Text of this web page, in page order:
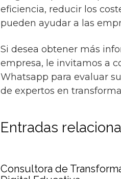
eficiencia, reducir los
pueden ayudar a las
Si desea obtener más
empresa, le invitamos a
Whatsapp para evaluar
de expertos en
Entradas
Consultora de